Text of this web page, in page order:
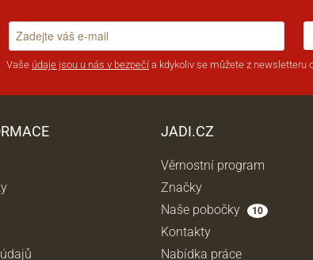
Vaše údaje jsou u nás v bezpečí a kdykoliv se můžete z newsletteru
JADI.CZ
Věrnostní program
Značky
Naše pobočky
10
Kontakty
Nabídka práce